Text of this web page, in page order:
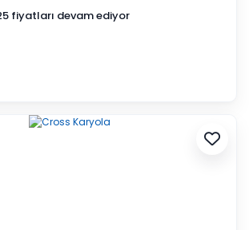
fiyatları devam ediyor